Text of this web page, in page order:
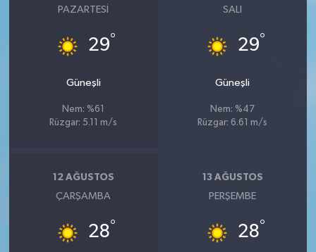
PAZARTESI
29°
Güneşli
Nem: %61
Rüzgar: 5.11 m/s
SALI
29°
Güneşli
Nem: %47
Rüzgar: 6.61 m/s
12 AĞUSTOS
ÇARŞAMBA
28°
13 AĞUSTOS
PERŞEMBE
28°